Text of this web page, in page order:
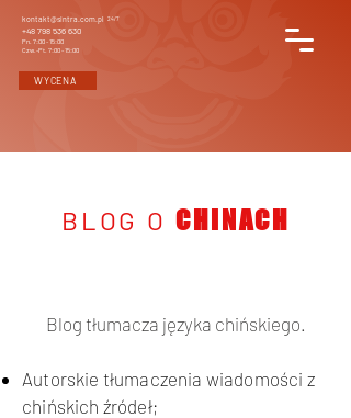
kontakt@sintra.com.pl 24/7
+48 798 536 630
Pn. 7:00 - 15:00
Czw.-Pt. 7:00 - 15:00
WYCENA
BLOG O CHINACH
Blog tłumacza języka chińskiego.
Autorskie tłumaczenia wiadomości z
chińskich źródeł;